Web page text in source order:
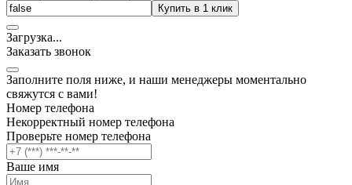
Купить в 1 клик
Загрузка...
Заказать звонок
Заполните поля ниже, и наши менеджеры моментально
свяжутся с вами!
Номер телефона
Некорректный номер телефона
Проверьте номер телефона
Ваше имя